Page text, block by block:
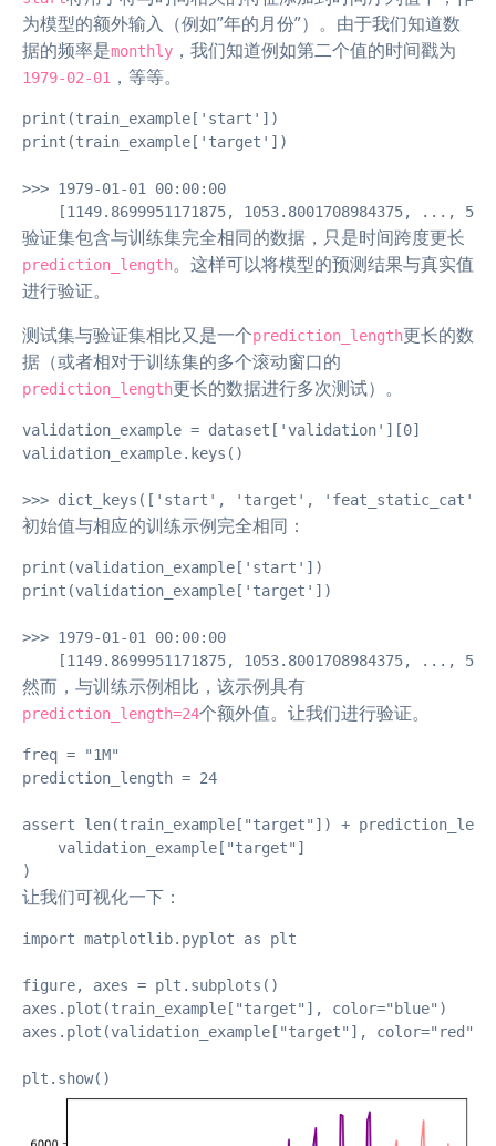
为模型的额外输入（例如”年的月份”）。由于我们知道数
据的频率是monthly ，我们知道例如第二个值的时间戳为
1979-02-01 ，等等。
print(train_example['start'])
print(train_example['target'])
>>> 1979-01-01 00:00:00
[1149.8699951171875, 1053.8001708984375, ...,
验证集包含与训练集完全相同的数据，只是时间跨度更长
prediction_length。这样可以将模型的预测结果与真实值
进行验证。
测试集与验证集相比又是一个prediction_length更长的数
据（或者相对于训练集的多个滚动窗口的
prediction_length更长的数据进行多次测试）。
validation_example = dataset['validation'][0]
validation_example.keys()
>>> dict_keys(['start', 'target', 'feat_static_cat',
初始值与相应的训练示例完全相同：
print(validation_example['start'])
print(validation_example['target'])
>>> 1979-01-01 00:00:00
[1149.8699951171875, 1053.8001708984375, ...,
然而，与训练示例相比，该示例具有
prediction_length=24个额外值。让我们进行验证。
freq = "1M"
prediction_length = 24
assert len(train_example["target"]) +
    validation_example["target"]
)
让我们可视化一下：
import matplotlib.pyplot as plt
figure, axes = plt.subplots()
axes.plot(train_example["target"], color="blue")
axes.plot(validation_example["target"], color="red",
plt.show()